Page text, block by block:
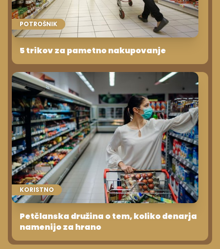
POTROŠNIK
5 trikov za pametno nakupovanje
KORISTNO
Petčlanska družina o tem, koliko denarja
namenijo za hrano